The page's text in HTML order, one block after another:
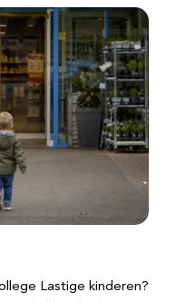
Lastige kinderen?